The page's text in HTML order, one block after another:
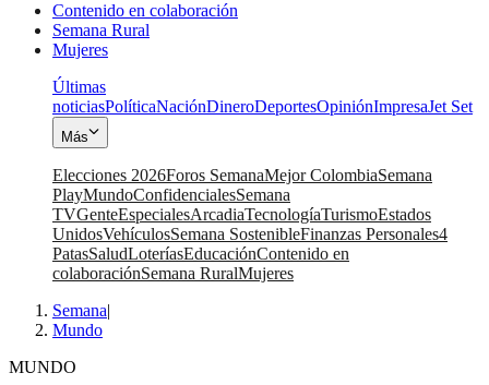
Contenido en colaboración
Semana Rural
Mujeres
Últimas
noticiasPolíticaNaciónDineroDeportesOpiniónImpresaJet Set
Más
Elecciones 2026Foros SemanaMejor ColombiaSemana
PlayMundoConfidencialesSemana
TVGenteEspecialesArcadiaTecnologíaTurismoEstados
UnidosVehículosSemana SostenibleFinanzas Personales4
PatasSaludLoteríasEducaciónContenido en
colaboraciónSemana RuralMujeres
Semana|
Mundo
MUNDO